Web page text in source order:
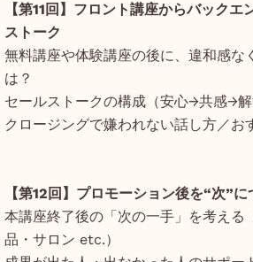
【第11回】フロント講座からバック
ストーク
無料講座や体験講座の後に、違和感な
は？
セールストークの構成（安心→共感→解
クロージングで嫌われない話し方／お
【第12回】プロモーション後を“次”
本講座終了後の「次の一手」を考える
品・サロン etc.）